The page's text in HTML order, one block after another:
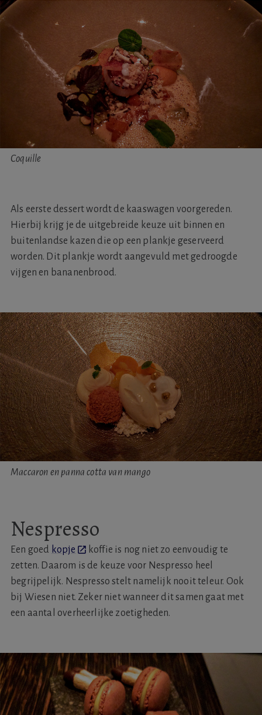
Coquille
Als eerste dessert wordt de kaaswagen voorgereden.
Hierbij krijg je de uitgebreide keuze uit binnen en
buitenlandse kazen die op een plankje geserveerd
worden. Dit plankje wordt aangevuld met gedroogde
vijgen en bananenbrood.
Maccaron en panna cotta van mango
Nespresso
Een goed kopje
koffie is nog niet zo eenvoudig te
zetten. Daarom is de keuze voor Nespresso heel
begrijpelijk. Nespresso stelt namelijk nooit teleur. Ook
bij Wiesen niet. Zeker niet wanneer dit samen gaat met
een aantal overheerlijke zoetigheden.